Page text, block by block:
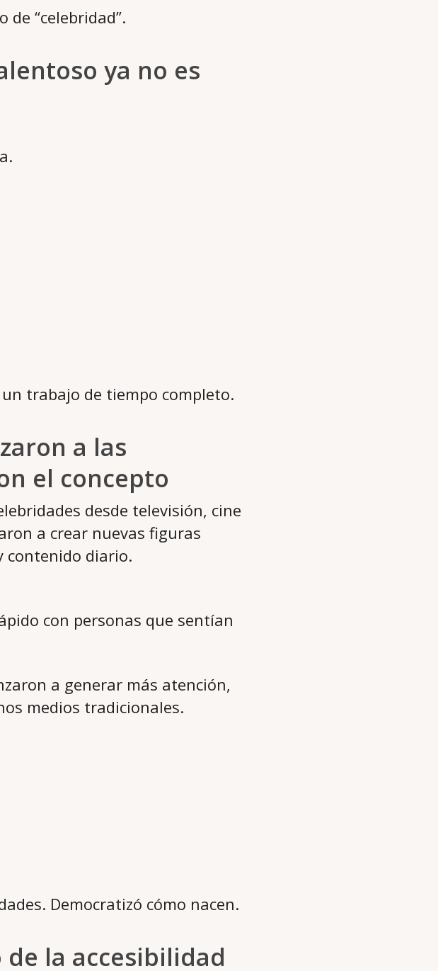
“celebridad”.
ya no es
trabajo de tiempo completo.
a las
el concepto
desde televisión, cine
a crear nuevas figuras
contenido diario.
con personas que sentían
a generar más atención,
medios tradicionales.
Democratizó cómo nacen.
la accesibilidad